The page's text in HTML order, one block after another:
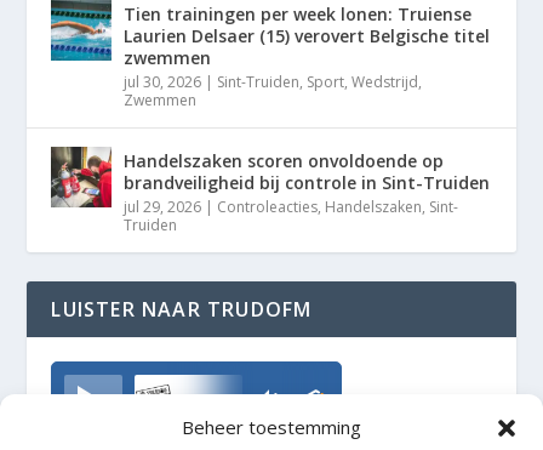
Beheer toestemming
Tien trainingen per week lonen: Truiense
Laurien Delsaer (15) verovert Belgische titel
zwemmen
jul 30, 2026 | Sint-Truiden, Sport,Wedstrijd,
Zwemmen
Handelszaken scoren onvoldoende op
brandveiligheid bij controle in Sint-Truiden
jul 29, 2026 | Controleacties, Handelszaken, Sint-
Truiden
LUISTER NAAR TRUDOFM
TrudoFM